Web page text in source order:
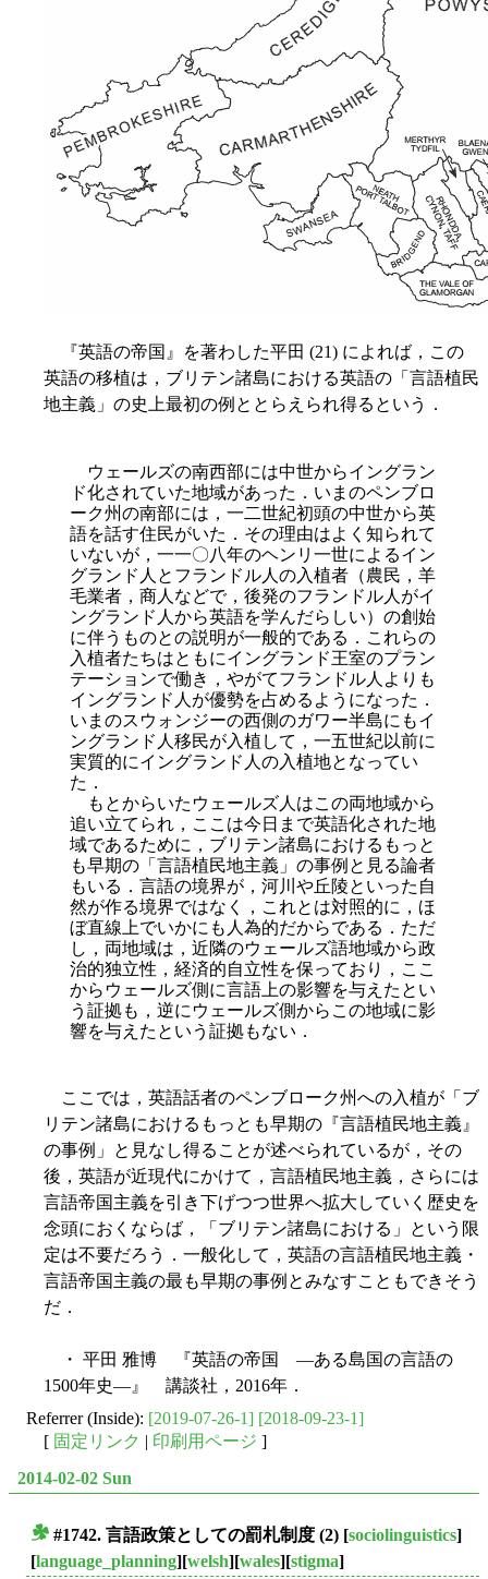
『英語の帝国』を著わした平田 (21) によれば，この
英語の移植は，ブリテン諸島における英語の「言語植民
地主義」の史上最初の例ととらえられ得るという．
ウェールズの南西部には中世からイングラン
ド化されていた地域があった．いまのペンブロ
ーク州の南部には，一二世紀初頭の中世から英
語を話す住民がいた．その理由はよく知られて
いないが，一一〇八年のヘンリ一世によるイン
グランド人とフランドル人の入植者（農民，羊
毛業者，商人などで，後発のフランドル人がイ
ングランド人から英語を学んだらしい）の創始
に伴うものとの説明が一般的である．これらの
入植者たちはともにイングランド王室のプラン
テーションで働き，やがてフランドル人よりも
イングランド人が優勢を占めるようになった．
いまのスウォンジーの西側のガワー半島にもイ
ングランド人移民が入植して，一五世紀以前に
実質的にイングランド人の入植地となってい
た．
もとからいたウェールズ人はこの両地域から
追い立てられ，ここは今日まで英語化された地
域であるために，ブリテン諸島におけるもっと
も早期の「言語植民地主義」の事例と見る論者
もいる．言語の境界が，河川や丘陵といった自
然が作る境界ではなく，これとは対照的に，ほ
ぼ直線上でいかにも人為的だからである．ただ
し，両地域は，近隣のウェールズ語地域から政
治的独立性，経済的自立性を保っており，ここ
からウェールズ側に言語上の影響を与えたとい
う証拠も，逆にウェールズ側から この地域に影
響を与えたという証拠もない．
ここでは，英語話者のペンブローク州への入植が「ブ
リテン諸島におけるもっとも早期の『言語植民地主義』
の事例」と見なし得ることが述べられているが，その
後，英語が近現代にかけて，言語植民地主義，さらには
言語帝国主義を引き下げつつ世界へ拡大していく歴史を
念頭におくならば，「ブリテン諸島における」という限
定は不要だろう．一般化して，英語の言語植民地主義・
言語帝国主義の最も早期の事例とみなすこともできそう
だ．
・ 平田 雅博 『英語の帝国 ―ある島国の言語の
1500年史―』 講談社，2016年．
Referrer (Inside): [2019-07-26-1] [2018-09-23-1]
[ 固定リンク | 印刷用ページ ]
2014-02-02 Sun
#1742. 言語政策としての罰札制度 (2) [sociolinguistics]
[language_planning][welsh][wales][stigma]